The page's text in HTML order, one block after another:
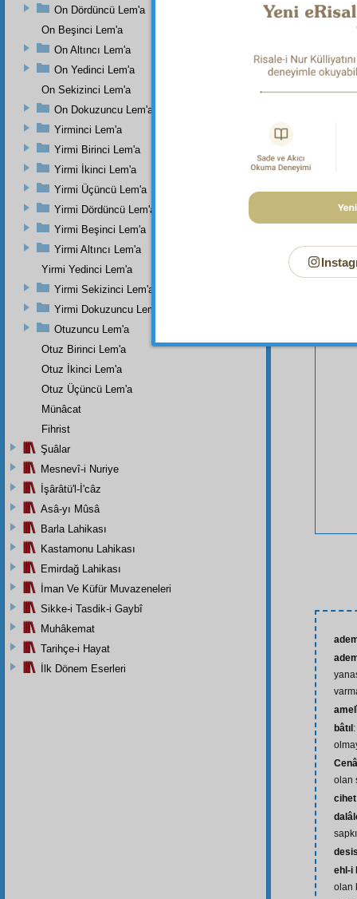
Kelâm:
Bu
bâtıl
olan
cihet
ehl-i
olan
On Dördüncü Lem'a
On Beşinci Lem'a
On Altıncı Lem'a
On Yedinci Lem'a
On Sekizinci Lem'a
On Dokuzuncu Lem'a
Yirminci Lem'a
Yirmi Birinci Lem'a
Yirmi İkinci Lem'a
Yirmi Üçüncü Lem'a
Yirmi Dördüncü Lem'a
Yirmi Beşinci Lem'a
Yirmi Altıncı Lem'a
Yirmi Yedinci Lem'a
Yirmi Sekizinci Lem'a
Yirmi Dokuzuncu Lem'a
Otuzuncu Lem'a
Otuz Birinci Lem'a
Otuz İkinci Lem'a
Otuz Üçüncü Lem'a
Münâcat
Fihrist
Şuâlar
Mesnevî-i Nuriye
İşârâtü'l-İ'câz
Asâ-yı Mûsâ
Barla Lahikası
Kastamonu Lahikası
Emirdağ Lahikası
İman Ve Küfür Muvazeneleri
Sikke-i Tasdik-i Gaybî
Muhâkemat
Tarihçe-i Hayat
İlk Dönem Eserleri